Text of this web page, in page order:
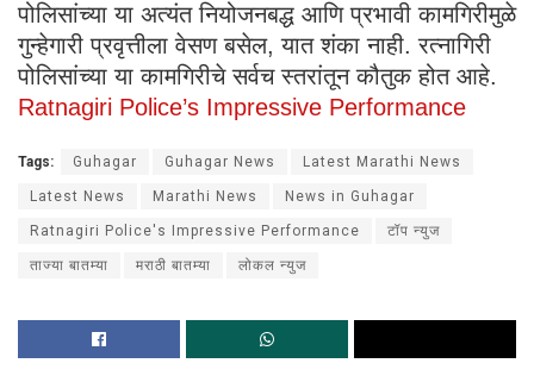
​पोलिसांच्या या अत्यंत नियोजनबद्ध आणि प्रभावी कामगिरीमुळे
गुन्हेगारी प्रवृत्तीला वेसण बसेल, यात शंका नाही. रत्नागिरी
पोलिसांच्या या कामगिरीचे सर्वच स्तरांतून कौतुक होत आहे.
Ratnagiri Police’s Impressive Performance
Tags: Guhagar Guhagar News Latest Marathi News
Latest News Marathi News News in Guhagar
Ratnagiri Police's Impressive Performance टॉप न्युज
ताज्या बातम्या मराठी बातम्या लोकल न्युज